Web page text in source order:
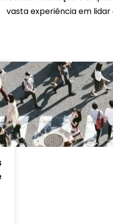
vasta experiência em